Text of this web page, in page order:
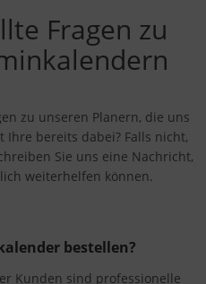
Fragen zu
zu unseren Planern, die uns
bereits dabei? Falls nicht,
Sie uns eine Nachricht,
weiterhelfen können.
bestellen?
Kunden sind professionelle